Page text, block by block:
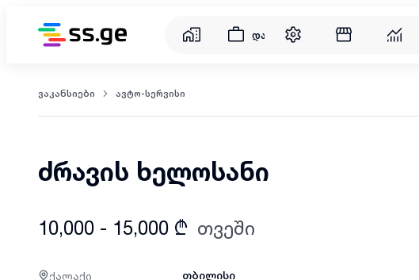
დასაქმება
ვაკანსიები ავტო-სერვისი
ძრავის ხელოსანი
10,000 - 15,000 ₾ თვეში
ქალაქი თბილისი